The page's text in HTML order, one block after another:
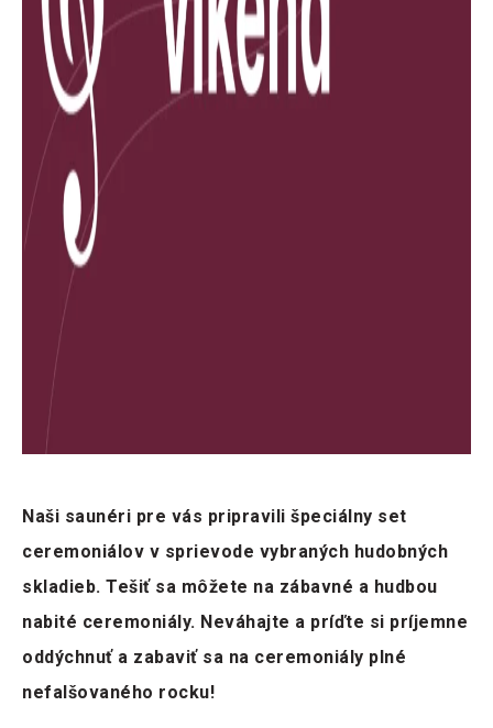
Naši saunéri pre vás pripravili špeciálny set
ceremoniálov v sprievode vybraných hudobných
skladieb. Tešiť sa môžete na zábavné a hudbou
nabité ceremoniály. Neváhajte a príďte si príjemne
oddýchnuť a zabaviť sa na ceremoniály plné
nefalšovaného rocku!